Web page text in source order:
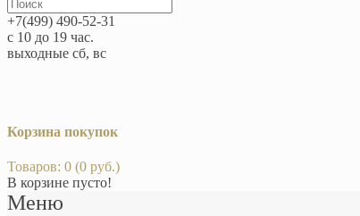
+7(499) 490-52-31
с 10 до 19 час.
выходные сб, вс
Корзина покупок
Товаров: 0 (0 руб.)
В корзине пусто!
Меню